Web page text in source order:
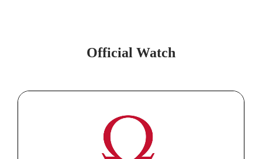
Official Watch